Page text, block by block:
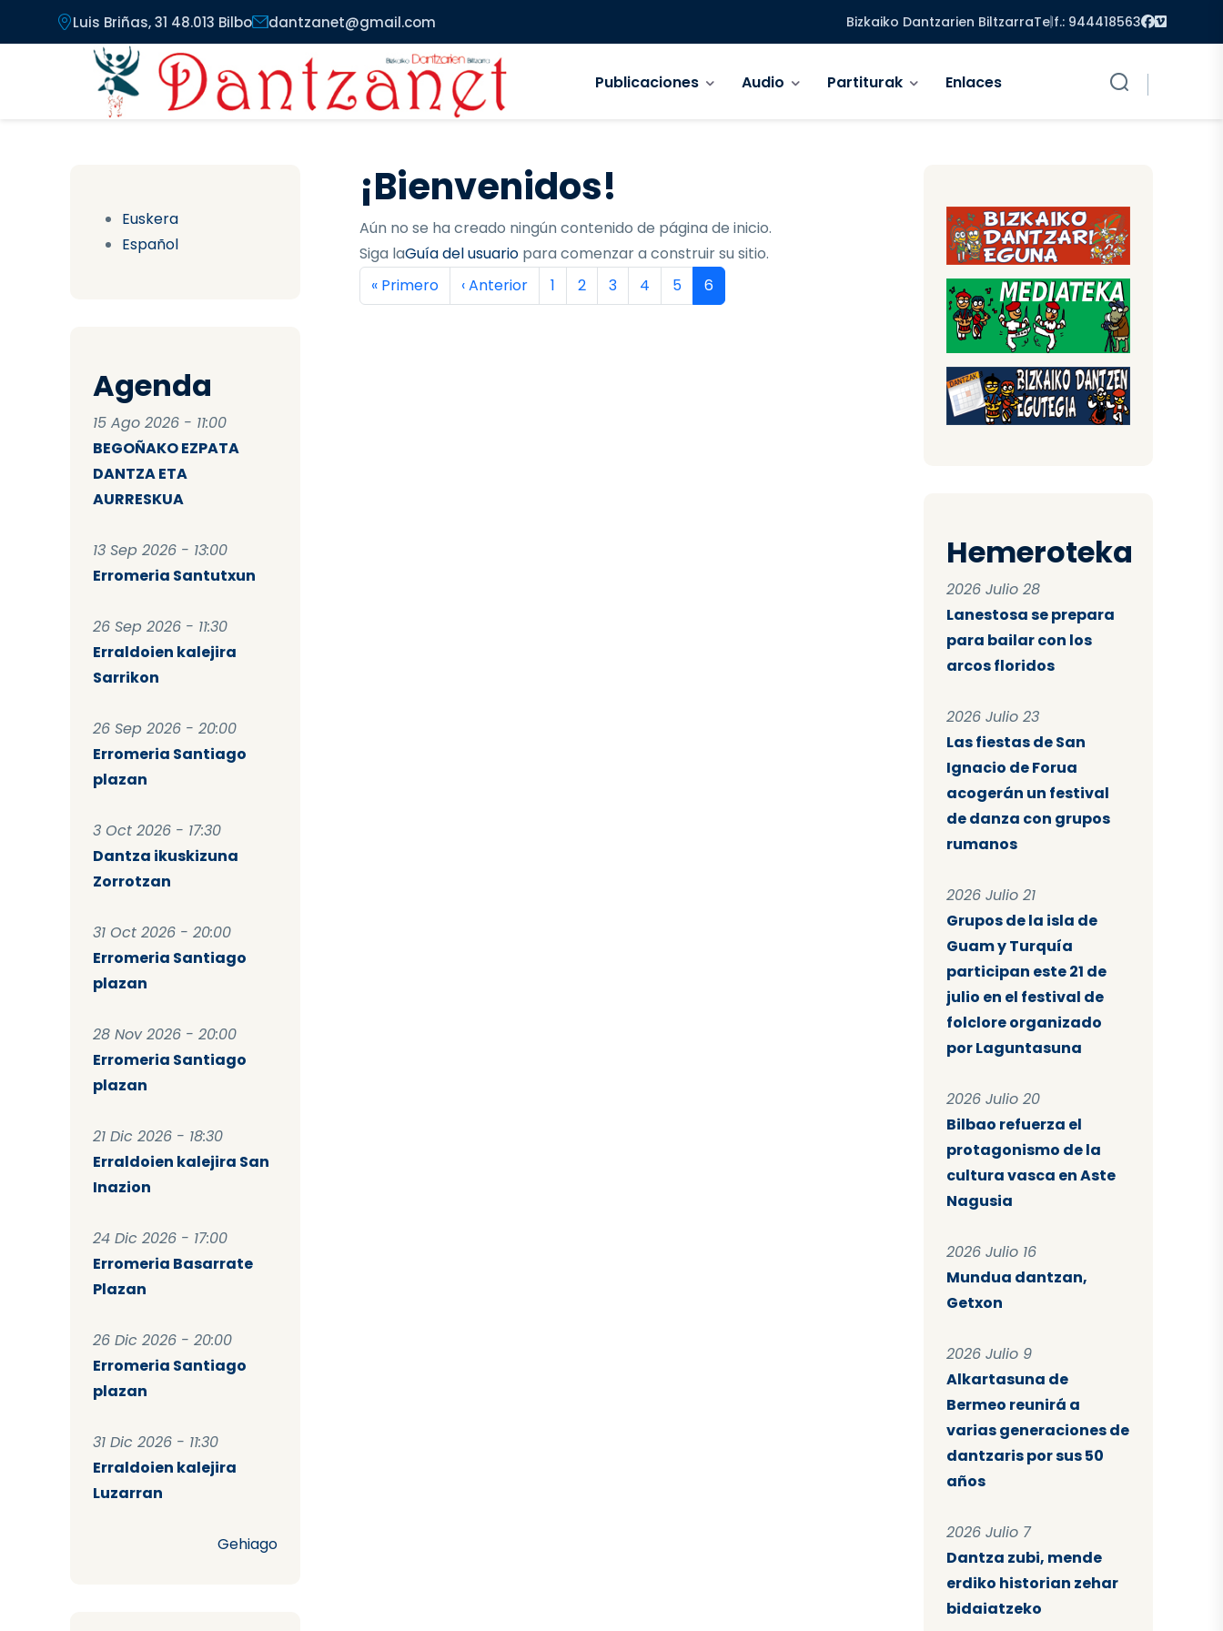
Pasar al contenido principal
Luis Briñas, 31 48.013 Bilbo dantzanet@gmail.com Bizkaiko Dantzarien BiltzarraTelf.: 944418563 Facebook
Vimeo
Publicaciones Audio Partiturak Enlaces
Euskera
Español
Agenda
15 Ago 2026 - 11:00
BEGOÑAKO EZPATA
DANTZA ETA
AURRESKUA
13 Sep 2026 - 13:00
Erromeria Santutxun
26 Sep 2026 - 11:30
Erraldoien kalejira
Sarrikon
26 Sep 2026 - 20:00
Erromeria Santiago
plazan
3 Oct 2026 - 17:30
Dantza ikuskizuna
Zorrotzan
31 Oct 2026 - 20:00
Erromeria Santiago
plazan
28 Nov 2026 - 20:00
Erromeria Santiago
plazan
21 Dic 2026 - 18:30
Erraldoien kalejira San
Inazion
24 Dic 2026 - 17:00
Erromeria Basarrate
Plazan
26 Dic 2026 - 20:00
Erromeria Santiago
plazan
31 Dic 2026 - 11:30
Erraldoien kalejira
Luzarran
Gehiago
¡Bienvenidos!
Aún no se ha creado ningún contenido de página de inicio.
Siga laGuía del usuariopara comenzar a construir su sitio.
Paginación
Primera página
« Primero Página anterior
‹ Anterior Página
1 Página
2 Página
3 Página
4 Página
5 Página actual
6
Hemeroteka
2026 Julio 28
Lanestosa se prepara
para bailar con los
arcos floridos
2026 Julio 23
Las fiestas de San
Ignacio de Forua
acogerán un festival
de danza con grupos
rumanos
2026 Julio 21
Grupos de la isla de
Guam y Turquía
participan este 21 de
julio en el festival de
folclore organizado
por Laguntasuna
2026 Julio 20
Bilbao refuerza el
protagonismo de la
cultura vasca en Aste
Nagusia
2026 Julio 16
Mundua dantzan,
Getxon
2026 Julio 9
Alkartasuna de
Bermeo reunirá a
varias generaciones de
dantzaris por sus 50
años
2026 Julio 7
Dantza zubi, mende
erdiko historian zehar
bidaiatzeko